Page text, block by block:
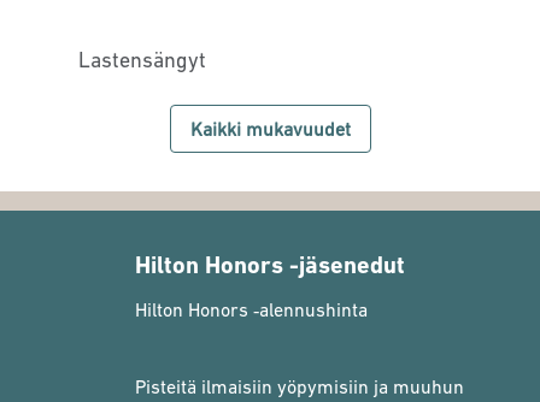
Lastensängyt
Kaikki mukavuudet
Hilton Honors -jäsenedut
Hilton Honors ‑alennushinta
Pisteitä ilmaisiin yöpymisiin ja muuhun